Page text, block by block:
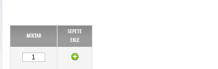
MİKTAR
SEPETE
EKLE